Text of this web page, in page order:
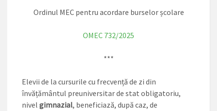
Ordinul MEC pentru acordare burselor școlare
OMEC 732/2025
***
Elevii de la cursurile cu frecvență de zi din
învățământul preuniversitar de stat obligatoriu,
nivel gimnazial, beneficiază, după caz, de